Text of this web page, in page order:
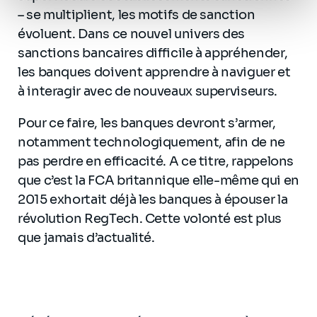
personnel.
– se multiplient, les motifs de sanction
évoluent. Dans ce nouvel univers des
sanctions bancaires difficile à appréhender,
les banques doivent apprendre à naviguer et
à interagir avec de nouveaux superviseurs.
Pour ce faire, les banques devront s’armer,
notamment technologiquement, afin de ne
pas perdre en efficacité. A ce titre, rappelons
que c’est la FCA britannique elle-même qui en
2015 exhortait déjà les banques à épouser la
révolution RegTech. Cette volonté est plus
que jamais d’actualité.